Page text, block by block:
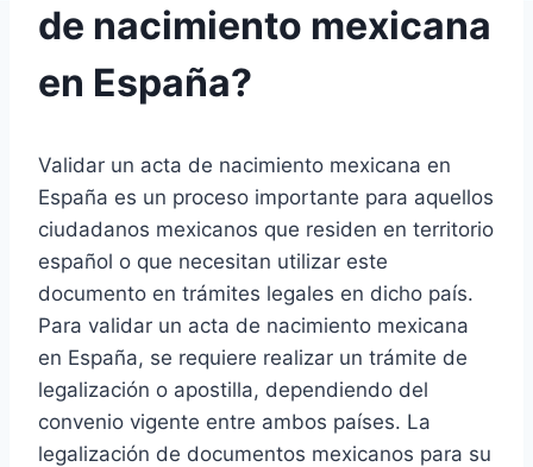
de nacimiento mexicana
en España?
Validar un acta de nacimiento mexicana en
España es un proceso importante para aquellos
ciudadanos mexicanos que residen en territorio
español o que necesitan utilizar este
documento en trámites legales en dicho país.
Para validar un acta de nacimiento mexicana
en España, se requiere realizar un trámite de
legalización o apostilla, dependiendo del
convenio vigente entre ambos países. La
legalización de documentos mexicanos para su